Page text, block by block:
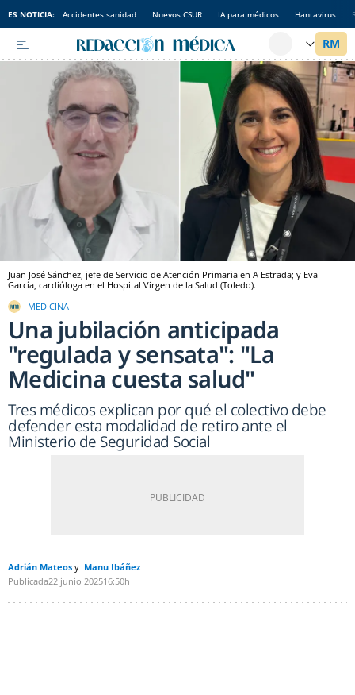
ES NOTICIA: Accidentes sanidad Nuevos CSUR IA para médicos Hantavirus
Juan José Sánchez, jefe de Servicio de Atención Primaria en A Estrada; y Eva
García, cardióloga en el Hospital Virgen de la Salud (Toledo).
MEDICINA
Una jubilación anticipada
"regulada y sensata": "La
Medicina cuesta salud"
Tres médicos explican por qué el colectivo debe
defender esta modalidad de retiro ante el
Ministerio de Seguridad Social
Adrián Mateos
Manu Ibáñez
Publicada22 junio 202516:50h